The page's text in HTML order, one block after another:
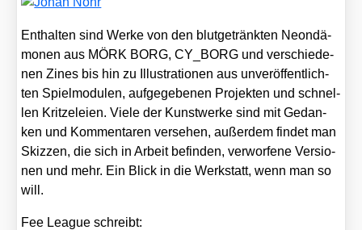
Ent­hal­ten sind Wer­ke von den blut­ge­tränk­ten Neon­dä­
mo­nen aus MÖRK BORG, CY_​BORG und ver­schie­de­
nen Zines bis hin zu Illus­tra­tio­nen aus unver­öf­fent­lich­
ten Spiel­mo­du­len, auf­ge­ge­be­nen Pro­jek­ten und schnel­
len Krit­ze­lei­en. Vie­le der Kunst­wer­ke sind mit Gedan­
ken und Kom­men­ta­ren ver­se­hen, außer­dem fin­det man
Skiz­zen, die sich in Arbeit befin­den, ver­wor­fe­ne Ver­sio­
nen und mehr. Ein Blick in die Werk­statt, wenn man so
will.
Fee League schreibt: